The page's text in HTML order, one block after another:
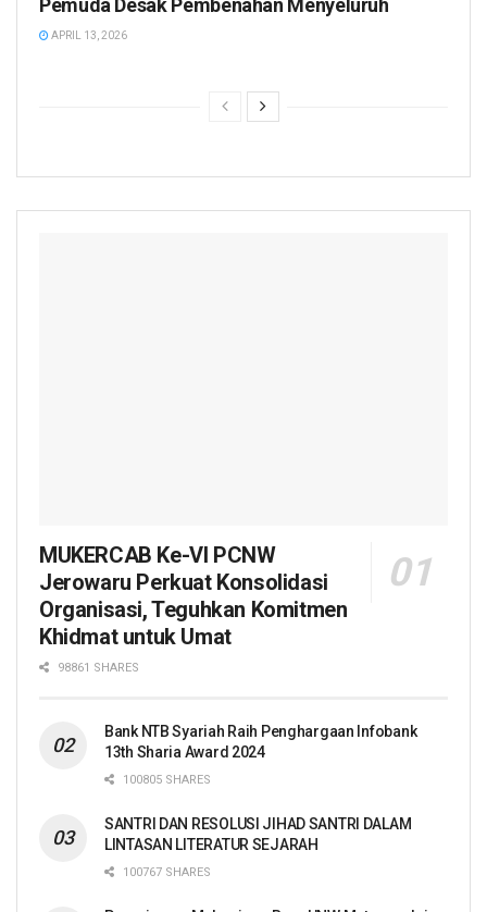
Pemuda Desak Pembenahan Menyeluruh
APRIL 13, 2026
MUKERCAB Ke-VI PCNW
Jerowaru Perkuat Konsolidasi
Organisasi, Teguhkan Komitmen
Khidmat untuk Umat
98861 SHARES
Bank NTB Syariah Raih Penghargaan Infobank
13th Sharia Award 2024
100805 SHARES
SANTRI DAN RESOLUSI JIHAD SANTRI DALAM
LINTASAN LITERATUR SEJARAH
100767 SHARES